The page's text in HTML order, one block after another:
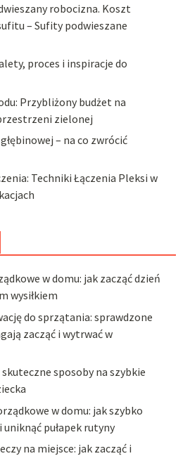
robocizna. Koszt
– Sufity podwieszane
proces i inspiracje do
Przybliżony budżet na
zielonej
– na co zwrócić
Techniki Łączenia Pleksi w
w domu: jak zacząć dzień
wysiłkiem
do sprzątania: sprawdzone
zacząć i wytrwać w
skuteczne sposoby na szybkie
w domu: jak szybko
pułapek rutyny
na miejsce: jak zacząć i